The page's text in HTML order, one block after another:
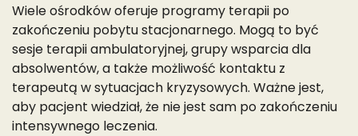
Wiele ośrodków oferuje programy terapii po
zakończeniu pobytu stacjonarnego. Mogą to być
sesje terapii ambulatoryjnej, grupy wsparcia dla
absolwentów, a także możliwość kontaktu z
terapeutą w sytuacjach kryzysowych. Ważne jest,
aby pacjent wiedział, że nie jest sam po zakończeniu
intensywnego leczenia.